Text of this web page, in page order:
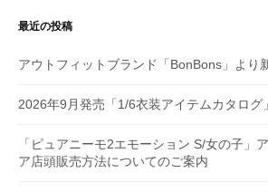
ン
最近の投稿
アウトフィットブランド「BonBons」より
2026年9月発売「1/6衣装アイテムカタログ
「ピュアニーモ2エモーション S/女の子」
ア店頭販売方法についてのご案内